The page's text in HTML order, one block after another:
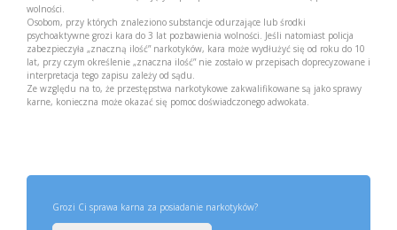
wolności.
Osobom, przy których znaleziono substancje odurzające lub środki
psychoaktywne grozi kara do 3 lat pozbawienia wolności. Jeśli natomiast policja
zabezpieczyła „znaczną ilość” narkotyków, kara może wydłużyć się od roku do 10
lat, przy czym określenie „znaczna ilość” nie zostało w przepisach doprecyzowane i
interpretacja tego zapisu zależy od sądu.
Ze względu na to, że przestępstwa narkotykowe zakwalifikowane są jako sprawy
karne, konieczna może okazać się pomoc doświadczonego adwokata.
Grozi Ci sprawa karna za posiadanie narkotyków?